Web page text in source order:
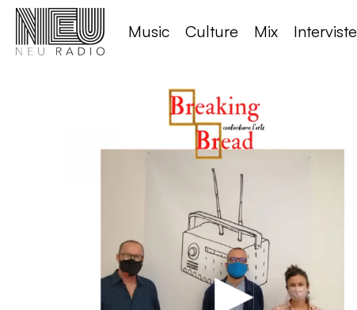
Music Culture Mix Interviste